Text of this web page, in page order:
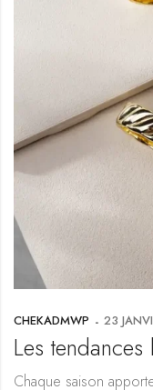
CHEKADMWP 23
Les
Chaque saison